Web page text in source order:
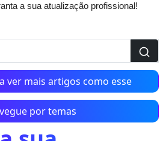
a sua atualização profissional!
ver mais artigos como esse
por temas